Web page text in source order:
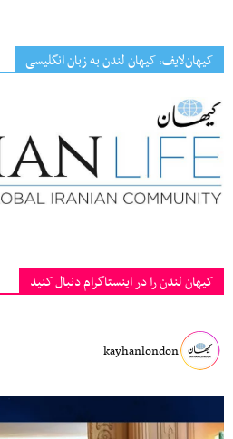
کیهان‌لایف، کیهان لندن به زبان انگلیسی
کیهان لندن را در اینستاگرام دنبال کنید
kayhanlondon